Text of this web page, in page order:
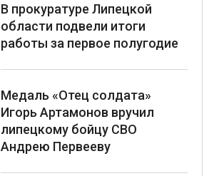
В прокуратуре Липецкой
области подвели итоги
работы за первое полугодие
Медаль «Отец солдата»
Игорь Артамонов вручил
липецкому бойцу СВО
Андрею Первееву